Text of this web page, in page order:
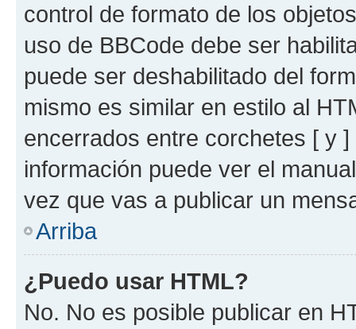
control de formato de los
uso de BBCode debe ser
puede ser deshabilitado del
mismo es similar en estilo al
encerrados entre corchetes [ y
información puede ver el
vez que vas a publicar un
Arriba
¿Puedo usar HTML?
No. No es posible publicar en